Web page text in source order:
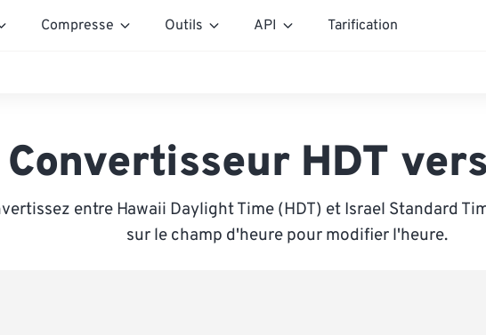
Compresse Outils API Tarification
Convertisseur HDT
entre Hawaii Daylight Time (HDT) et Israel Standard
sur le champ d'heure pour modifier l'heure.